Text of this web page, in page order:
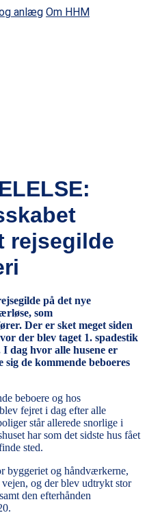
anlæg Om HHM
rejsegilde
på det nye
som
Der er sket meget siden
der blev taget 1. spadestik
dag hvor alle husene er
de kommende beboeres
beboere og hos
fejret i dag efter alle
står allerede snorlige i
har som det sidste hus fået
sted.
byggeriet og håndværkerne,
og der blev udtrykt stor
den efterhånden